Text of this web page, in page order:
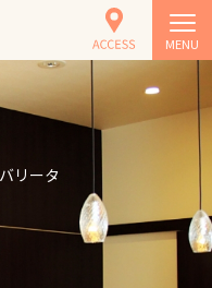
MENU
リータ